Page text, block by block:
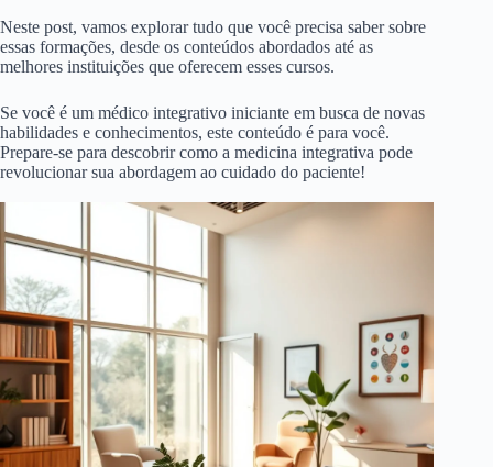
Neste post, vamos explorar tudo que você precisa saber sobre
essas formações, desde os conteúdos abordados até as
melhores instituições que oferecem esses cursos.
Se você é um médico integrativo iniciante em busca de novas
habilidades e conhecimentos, este conteúdo é para você.
Prepare-se para descobrir como a medicina integrativa pode
revolucionar sua abordagem ao cuidado do paciente!